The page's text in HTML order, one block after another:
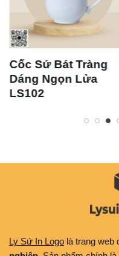
Cốc Sứ Bát Tràng
Dáng Ngọn Lửa
LS102
Ly Sứ In Logo là trang web